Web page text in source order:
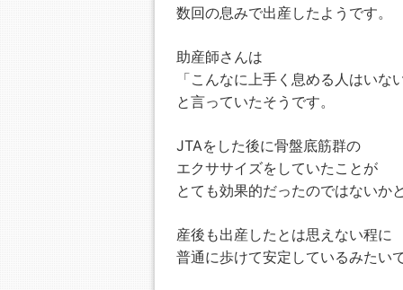
数回の息みで出産したようです。
助産師さんは
「こんなに上手く息める人はいない
と言っていたそうです。
JTAをした後に骨盤底筋群の
エクササイズをしていたことが
とても効果的だったのではないか
産後も出産したとは思えない程に
普通に歩けて安定しているみたいで